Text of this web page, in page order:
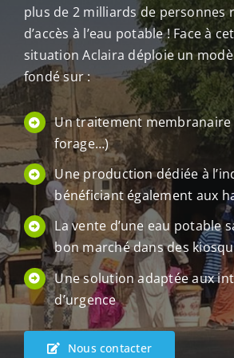
plus de 2 milliards de personnes
d’accès à l’eau potable ! Face à
situation Aclaira déploie un
fondé sur :
Un traitement membranaire
forage…)
Une production dédiée à
bénéficiant également aux
La vente d’une eau potable
bon marché dans des
Une solution adaptée aux
d’urgence
Nous contacter